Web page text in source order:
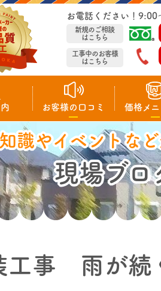
お電話ください！9:00
新規のご相談
はこちら
工事中のお客様
はこちら
お客様の口コミ 価格メ
識やイベントな
現場ブロ
工事 雨が続